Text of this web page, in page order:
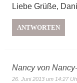
Liebe Grüße,
ANTWORTEN
Nancy von
26. Juni 2013 um 14:27